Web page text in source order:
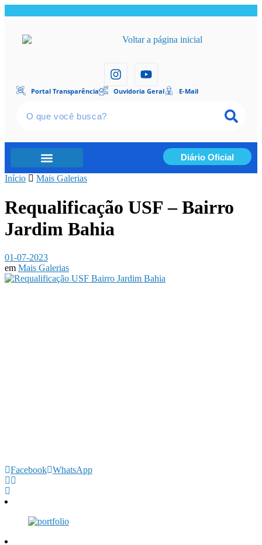
Portal Transparência Ouvidoria Geral E-Mail
Diário Oficial
Início Mais Galerias
Requalificação USF – Bairro
Jardim Bahia
01-07-2023
em Mais Galerias
Facebook WhatsApp